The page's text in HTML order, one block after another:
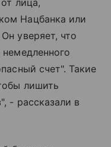
лица,
Нацбанка или
уверяет, что
немедленного
счет". Такие
лишить
- рассказали в